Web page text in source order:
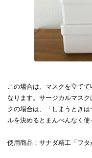
この場合は、マスクを立て
なります。サージカルマス
クの場合は、「しまうとき
ルを決めるとまんべんなく使
使用商品：サナダ精工「フタ